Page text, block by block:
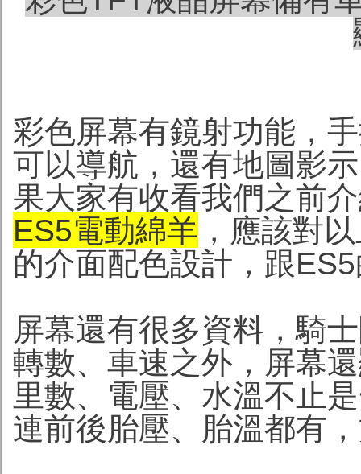
彩色屏幕有鏡射功能，
可以導航，還有地圖影
果大家有收看我們之前
ES5電動綿羊 ，應該對
的介面配色設計，跟
屏幕還有很多資料，騎
轉數、車速之外，屏幕
里數、電壓、水溫不止
連前後胎壓、胎溫都有